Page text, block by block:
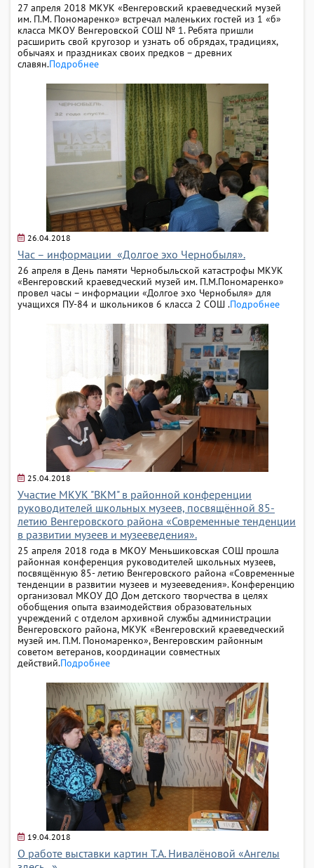
27 апреля 2018 МКУК «Венгеровский краеведческий музей
им. П.М. Пономаренко» встречал маленьких гостей из 1 «б»
класса МКОУ Венгеровской СОШ № 1. Ребята пришли
расширить свой кругозор и узнать об обрядах, традициях,
обычаях и праздниках своих предков – древних
славян.Подробнее
26.04.2018
Час – информации «Долгое эхо Чернобыля».
26 апреля в День памяти Чернобыльской катастрофы МКУК
«Венгеровский краеведческий музей им. П.М.Пономаренко»
провел часы – информации «Долгое эхо Чернобыля» для
учащихся ПУ-84 и школьников 6 класса 2 СОШ .Подробнее
25.04.2018
Участие МКУК "ВКМ" в районной конференции
руководителей школьных музеев, посвящённой 85-
летию Венгеровского района «Современные тенденции
в развитии музеев и музееведения».
25 апреля 2018 года в МКОУ Меньшиковская СОШ прошла
районная конференция руководителей школьных музеев,
посвящённую 85- летию Венгеровского района «Современные
тенденции в развитии музеев и музееведения». Конференцию
организовал МКОУ ДО Дом детского творчества в целях
обобщения опыта взаимодействия образовательных
учреждений с отделом архивной службы администрации
Венгеровского района, МКУК «Венгеровский краеведческий
музей им. П.М. Пономаренко», Венгеровским районным
советом ветеранов, координации совместных
действий.Подробнее
19.04.2018
О работе выставки картин Т.А. Нивалёновой «Ангелы